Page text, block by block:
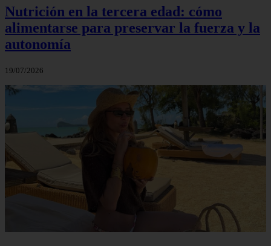
Nutrición en la tercera edad: cómo
alimentarse para preservar la fuerza y la
autonomía
19/07/2026